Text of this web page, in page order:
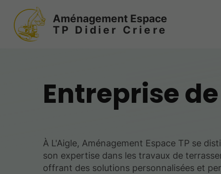
Aménagement Espace
TP Didier Criere
Entreprise
À L'Aigle, Aménagement Espace TP se
son expertise dans les travaux de
offrant des solutions personnalisées et